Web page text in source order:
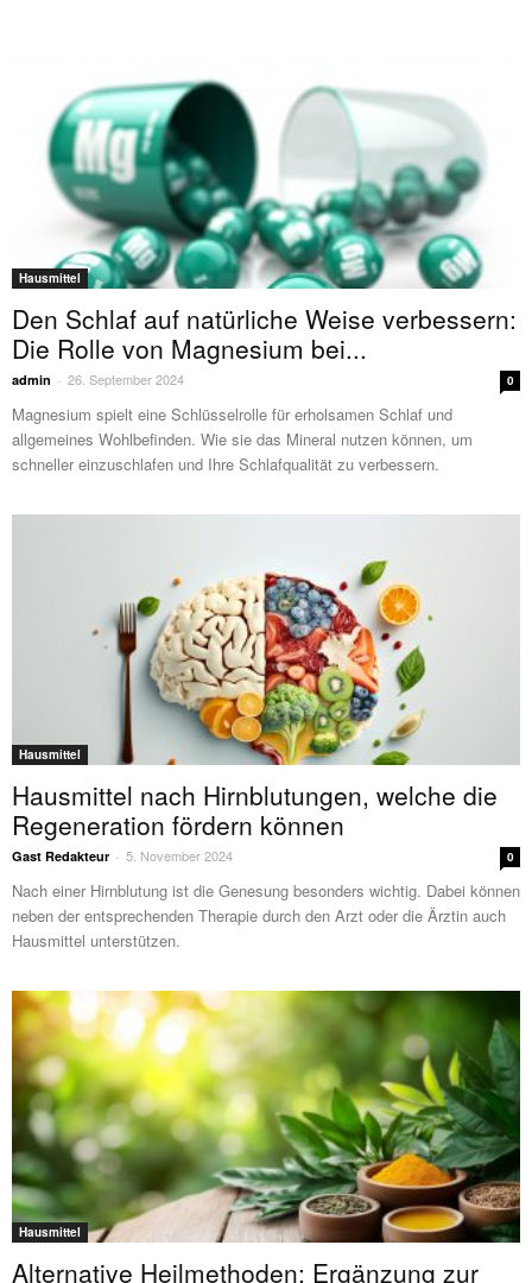
Hausmittel
Den Schlaf auf natürliche Weise verbessern:
Die Rolle von Magnesium bei...
admin - 26. September 2024 0
Magnesium spielt eine Schlüsselrolle für erholsamen Schlaf und
allgemeines Wohlbefinden. Wie sie das Mineral nutzen können, um
schneller einzuschlafen und Ihre Schlafqualität zu verbessern.
Hausmittel
Hausmittel nach Hirnblutungen, welche die
Regeneration fördern können
Gast Redakteur - 5. November 2024 0
Nach einer Hirnblutung ist die Genesung besonders wichtig. Dabei können
neben der entsprechenden Therapie durch den Arzt oder die Ärztin auch
Hausmittel unterstützen.
Hausmittel
Alternative Heilmethoden: Ergänzung zur